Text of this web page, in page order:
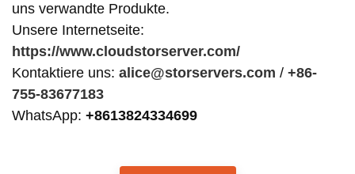
uns verwandte Produkte.
Unsere Internetseite:
https://www.cloudstorserver.com/
Kontaktiere uns: alice@storservers.com / +86-
755-83677183
WhatsApp: +8613824334699